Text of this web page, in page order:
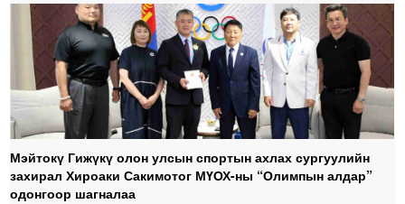
Мэйтокү Гижүкү олон улсын спортын ахлах сургуулийн
захирал Хироаки Сакимотог МҮОХ-ны “Олимпын алдар”
одонгоор шагналаа